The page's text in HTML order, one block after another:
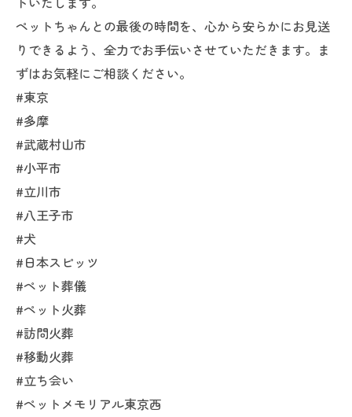
ペットちゃんとの最後の時間を、心から安らかにお見送
りできるよう、全力でお手伝いさせていただきます。ま
ずはお気軽にご相談ください。
#東京
#多摩
#武蔵村山市
#小平市
#立川市
#八王子市
#犬
#日本スピッツ
#ペット葬儀
#ペット火葬
#訪問火葬
#移動火葬
#立ち会い
#ペットメモリアル東京西